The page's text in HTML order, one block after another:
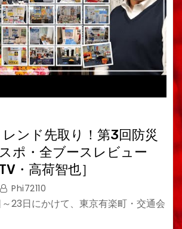
ンド先取り！第3回防災
ポ・全ブースレビュー
・高荷智也］
Phi72110
23日にかけて、東京有楽町・交通会